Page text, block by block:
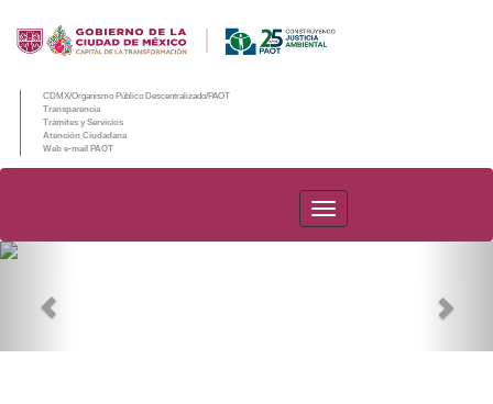
CDMX/Organismo Público Descentralizado/PAOT
Transparencia
Trámites y Servicios
Atención Ciudadana
Web e-mail PAOT
PAOT